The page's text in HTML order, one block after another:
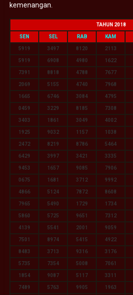
kemenangan.
TAHUN 2018
SEN SEL RAB KAM
5919 3497 8120 2113
5919 6908 4980 1622
7391 8818 4788 7677
2069 5155 4740 7968
1665 6746 3084 4795
0459 3229 8185 7308
3403 1861 3049 4002
1925 9032 1157 1038
2472 8219 8786 5464
6429 3997 3421 3335
9453 1657 9085 7906
0675 1681 3712 9992
4866 5124 7872 8608
7965 5490 1729 1734
5860 5725 9651 7312
4139 5541 2001 9059
7501 8974 5415 4922
8483 3713 9316 3176
5735 7354 5008 7061
1854 9087 5117 3311
7489 5763 9905 1963